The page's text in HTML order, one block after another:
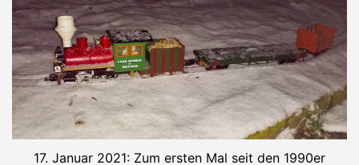
17. Januar 2021: Zum ersten Mal seit den 1990er